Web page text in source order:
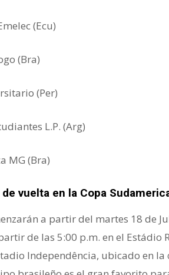
(Ecu)
(Bra)
(Per)
L.P. (Arg)
MG (Bra)
vuelta en la Copa
a partir del martes 18 de
de las 5:00 p.m. en el Estádio
Independência, ubicado en la